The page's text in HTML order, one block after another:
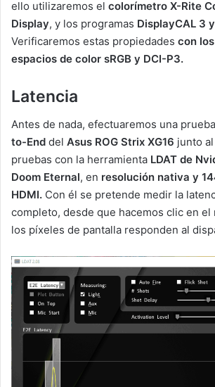
ello utilizaremos el colorímetro X-Rite
Display, y los programas DisplayCAL 3
Verificaremos estas propiedades con
espacios de color sRGB y DCI-P3.
Latencia
Antes de nada, efectuaremos una
to-End del Asus ROG Strix XG16 junto
pruebas con la herramienta LDAT de
Doom Eternal, en resolución nativa y
HDMI. Con él se pretende medir la
completo, desde que hacemos clic en el
los píxeles de pantalla responden al